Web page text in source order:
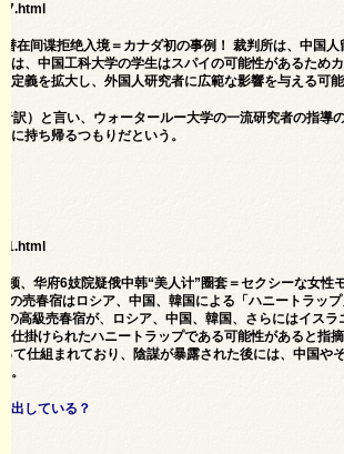
在间谍拒绝入境＝カナダ初の事例！ 裁判所は、中国人
は、中国工科大学の学生はスパイの可能性があるため
義を拡大し、外国人研究者に広範な影響を与える可能
訳）と言い、ウォータールー大学の一流研究者の指導
に持ち帰るつもりだという。
、华府6妓院疑俄中韩“美人计”圈套＝セクシーな女性
売春宿はロシア、中国、韓国による「ハニートラップ
高級売春宿が、ロシア、中国、韓国、さらにはイスラ
仕掛けられたハニートラップである可能性があると指
て仕組まれており、陰謀が暴露された後には、中国や
。
出している？